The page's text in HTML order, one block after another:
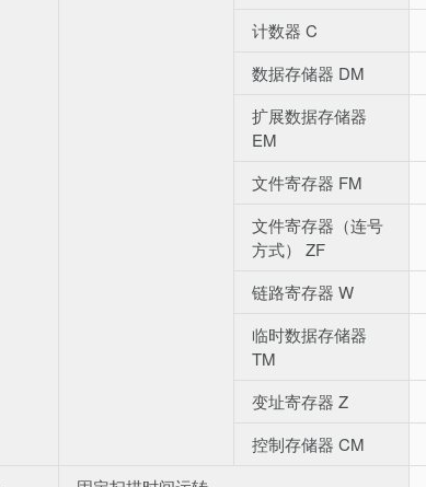
计数器 C
数据存储器 DM
扩展数据存储器
EM
文件寄存器 FM
文件寄存器（连号
方式） ZF
链路寄存器 W
临时数据存储器
TM
变址寄存器 Z
控制存储器 CM